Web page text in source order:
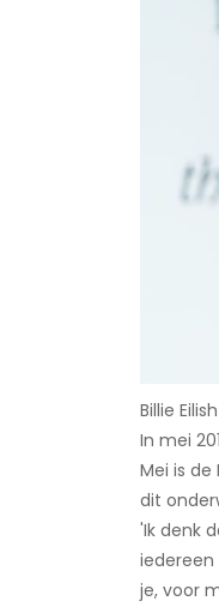
Billie
In mei
Mei is
dit
'Ik denk
iedereen
je, voor